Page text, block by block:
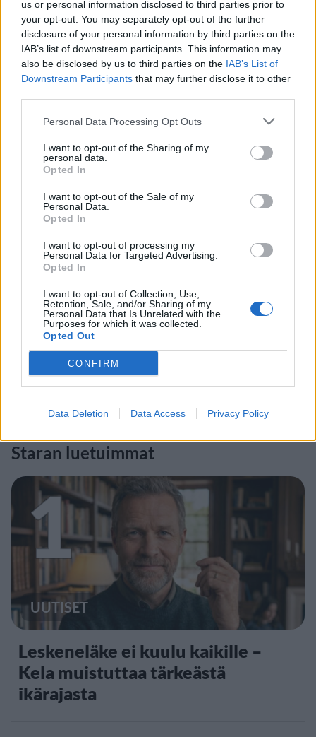
us or personal information disclosed to third parties prior to
your opt-out. You may separately opt-out of the further
disclosure of your personal information by third parties on the
IAB’s list of downstream participants. This information may
also be disclosed by us to third parties on the IAB’s List of
Downstream Participants that may further disclose it to other
Personal Data Processing Opt Outs
I want to opt-out of the Sharing of my
personal data.
Opted In
I want to opt-out of the Sale of my
Personal Data.
Opted In
I want to opt-out of processing my
Personal Data for Targeted Advertising.
Opted In
I want to opt-out of Collection, Use,
Retention, Sale, and/or Sharing of my
Personal Data that Is Unrelated with the
Purposes for which it was collected.
Opted Out
CONFIRM
Data Deletion Data Access Privacy Policy
Staran luetuimmat
1
UUTISET
Leskeneläke ei kuulu kaikille –
Kela muistuttaa tärkeästä
ikärajasta